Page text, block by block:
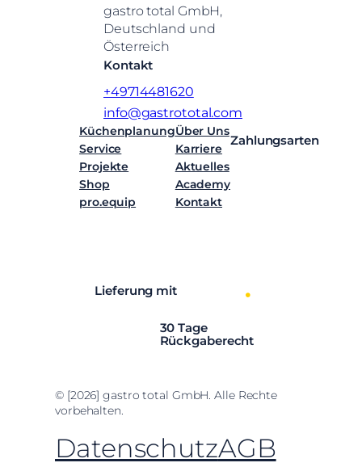
gastro total GmbH,
Deutschland und
Österreich
Kontakt
+49714481620
info@gastrototal.com
Küchenplanung
Service
Projekte
Shop
pro.equip
Über Uns
Karriere
Aktuelles
Academy
Kontakt
Zahlungsarten
Lieferung mit
30 Tage
Rückgaberecht
© [2026] gastro total GmbH. Alle Rechte
vorbehalten.
DatenschutzAGB